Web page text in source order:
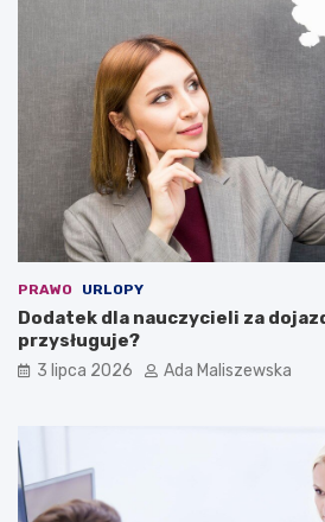
PRAWO URLOPY
Dodatek dla nauczycieli za
przysługuje?
3 lipca 2026 Ada Maliszewska